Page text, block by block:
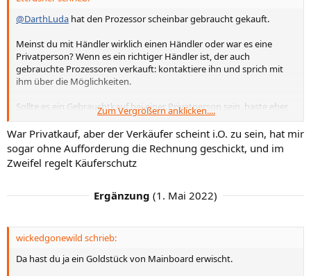
@DarthLuda hat den Prozessor scheinbar gebraucht gekauft.
Meinst du mit Händler wirklich einen Händler oder war es eine
Privatperson? Wenn es ein richtiger Händler ist, der auch
gebrauchte Prozessoren verkauft: kontaktiere ihn und sprich mit
ihm über die Möglichkeiten.
Sollte es ein Gebrauchtkauf bei einer Privatperson sein, haste eher
Zum Vergrößern anklicken....
War Privatkauf, aber der Verkäufer scheint i.O. zu sein, hat mir
sogar ohne Aufforderung die Rechnung geschickt, und im
Zweifel regelt Käuferschutz
Ergänzung (1. Mai 2022)
wickedgonewild schrieb:
Da hast du ja ein Goldstück von Mainboard erwischt.